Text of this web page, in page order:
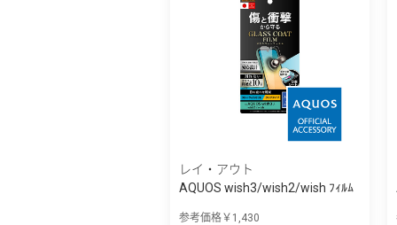
レイ・アウト
AQUOS wish3/wish2/wish ﾌｨﾙﾑ
参考価格￥1,430